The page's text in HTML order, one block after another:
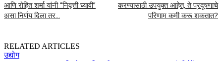
आणि रोहित शर्मा यांनी “निवृत्ती घ्यावी”
असा निर्णय दिला तर…
करण्यासाठी उपयुक्त आहेत, ते प्रदूषणाचे
परिणाम कमी करू शकतात?
RELATED ARTICLES
उद्योग